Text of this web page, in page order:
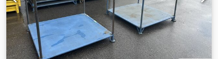
з прозорою гільзою (контроль положення) - Регулятор тиску
з манометром - Керуючий клапан напрямку роботи -
Пневматичні швидкороз’ємні з’єднання - Запірний клапан
(безпека) - Можливість вертикального або горизонтального
монтажу - Плавна та контрольована робота